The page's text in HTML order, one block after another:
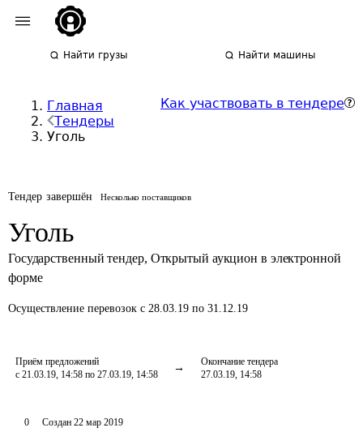
Найти грузы Найти машины
Главная
Тендеры
Уголь
Как участвовать в тендере
Тендер завершён Несколько поставщиков
Уголь
Государственный тендер, Открытый аукцион в электронной
форме
Осуществление перевозок с 28.03.19 по 31.12.19
Приём предложений
с 21.03.19, 14:58 по 27.03.19, 14:58
Окончание тендера
27.03.19, 14:58
0 Создан 22 мар 2019